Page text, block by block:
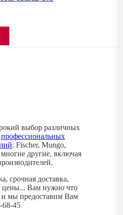
выбор различных
профессиональных
: Fischer, Mungo,
другие, включая
срочная доставка,
цены... Вам нужно что
и мы предоставим Вам
68-45